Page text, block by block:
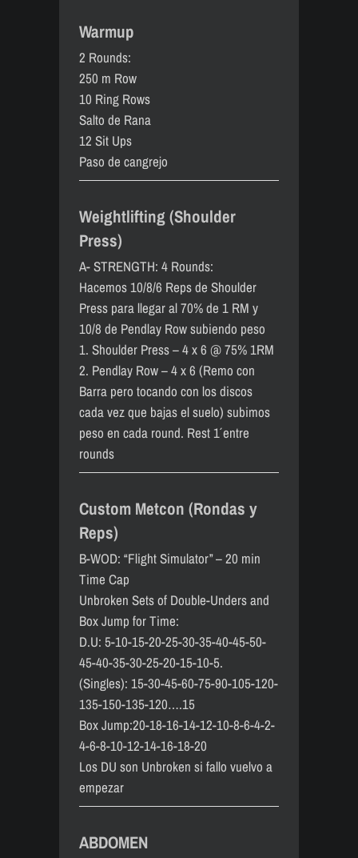
Warmup
2 Rounds:
250 m Row
10 Ring Rows
Salto de Rana
12 Sit Ups
Paso de cangrejo
Weightlifting (Shoulder
Press)
A- STRENGTH: 4 Rounds:
Hacemos 10/8/6 Reps de Shoulder
Press para llegar al 70% de 1 RM y
10/8 de Pendlay Row subiendo peso
1. Shoulder Press – 4 x 6 @ 75% 1RM
2. Pendlay Row – 4 x 6 (Remo con
Barra pero tocando con los discos
cada vez que bajas el suelo) subimos
peso en cada round. Rest 1´ entre
rounds
Custom Metcon (Rondas y
Reps)
B-WOD: “Flight Simulator” – 20 min
Time Cap
Unbroken Sets of Double-Unders and
Box Jump for Time:
D.U: 5-10-15-20-25-30-35-40-45-50-
45-40-35-30-25-20-15-10-5.
(Singles): 15-30-45-60-75-90-105-120-
135-150-135-120….15
Box Jump:20-18-16-14-12-10-8-6-4-2-
4-6-8-10-12-14-16-18-20
Los DU son Unbroken si fallo vuelvo a
empezar
ABDOMEN